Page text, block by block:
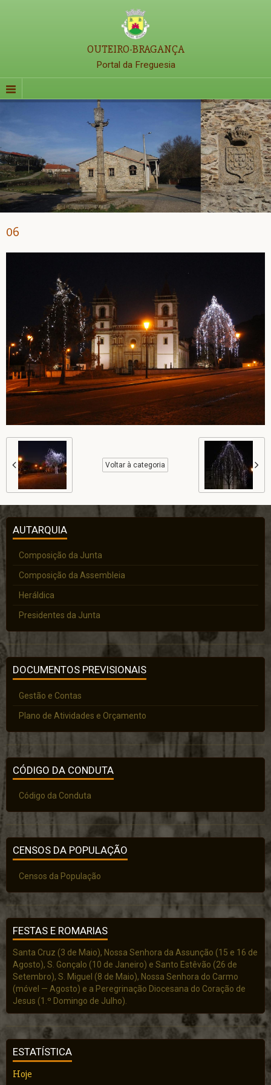
OUTEIRO-BRAGANÇA
Portal da Freguesia
06
Voltar à categoria
AUTARQUIA
Composição da Junta
Composição da Assembleia
Heráldica
Presidentes da Junta
DOCUMENTOS PREVISIONAIS
Gestão e Contas
Plano de Atividades e Orçamento
CÓDIGO DA CONDUTA
Código da Conduta
CENSOS DA POPULAÇÃO
Censos da População
FESTAS E ROMARIAS
Santa Cruz (3 de Maio), Nossa Senhora da Assunção (15 e 16 de
Agosto), S. Gonçalo (10 de Janeiro) e Santo Estêvão (26 de
Setembro), S. Miguel (8 de Maio), Nossa Senhora do Carmo
(móvel — Agosto) e a Peregrinação Diocesana do Coração de
Jesus (1.º Domingo de Julho).
ESTATÍSTICA
Hoje